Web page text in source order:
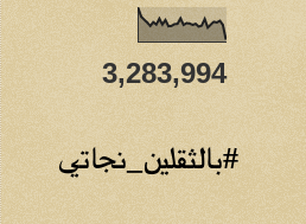
3,283,994
#بالثقلين_نجاتي